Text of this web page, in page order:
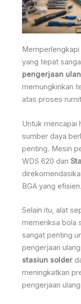
yang tepat
pengerjaan
memungkinkan
atas proses
Untuk mencapai
sumber daya
penting. Mesin
WDS 620 dan
BGA yang efisien.
Selain itu, alat
memeriksa bola
sangat penting
pengerjaan
stasiun solder
meningkatkan
pengerjaan